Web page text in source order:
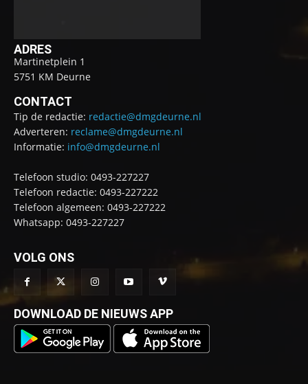
ADRES
Martinetplein 1
5751 KM Deurne
CONTACT
Tip de redactie: redactie@dmgdeurne.nl
Adverteren: reclame@dmgdeurne.nl
Informatie: info@dmgdeurne.nl
Telefoon studio: 0493-227227
Telefoon redactie: 0493-227222
Telefoon algemeen: 0493-227222
Whatsapp: 0493-227227
VOLG ONS
DOWNLOAD DE NIEUWS APP